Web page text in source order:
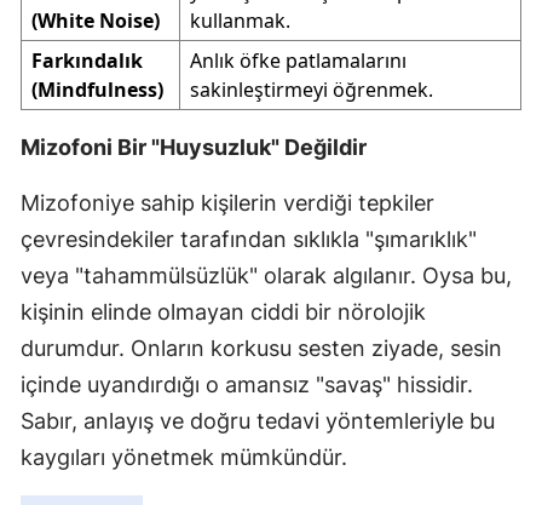
(White Noise)
kullanmak.
Farkındalık
(Mindfulness)
Anlık öfke patlamalarını
sakinleştirmeyi öğrenmek.
Mizofoni Bir "Huysuzluk" Değildir
Mizofoniye sahip kişilerin verdiği tepkiler
çevresindekiler tarafından sıklıkla "şımarıklık"
veya "tahammülsüzlük" olarak algılanır. Oysa bu,
kişinin elinde olmayan ciddi bir nörolojik
durumdur. Onların korkusu sesten ziyade, sesin
içinde uyandırdığı o amansız "savaş" hissidir.
Sabır, anlayış ve doğru tedavi yöntemleriyle bu
kaygıları yönetmek mümkündür.